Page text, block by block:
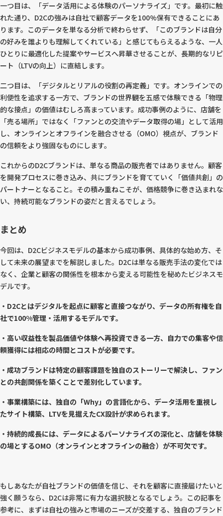
一つ目は、「データ活用による体験のパーソナライズ」です。最初に触
れた通り、D2Cの強みは自社で顧客データを100%保有できることにあ
ります。このデータを単なる分析で終わらせず、「このブランドは自分
の好みを誰よりも理解してくれている」と感じてもらえるような、一人
ひとりに最適化した提案やサービスへ昇華させることが、長期的なリピ
ート（LTVの向上）に直結します。
二つ目は、「デジタルとリアルの役割の再定義」です。オンラインでの
利便性を追求する一方で、ブランドの世界観を五感で体験できる「物理
的な接点」の価値はむしろ高まっています。成功事例のように、店舗を
「売る場所」ではなく「ファンとの交流やデータ取得の場」として活用
し、オンラインとオフラインを融合させる（OMO）視点が、ブランド
の信頼をより強固なものにします。
これからのD2Cブランドは、単なる商品の販売者ではありません。顧客
を開発プロセスに巻き込み、共にブランドを育てていく「価値共創」の
パートナーとなること。その積み重ねこそが、価格競争に巻き込まれな
い、持続可能なブランドの姿だと言えるでしょう。
まとめ
今回は、D2Cビジネスモデルの基本から成功事例、具体的な始め方、そ
して未来の展望までを解説しました。D2Cは単なる販売手法の変化では
なく、企業と顧客の関係性を根本から変える可能性を秘めたビジネスモ
デルです。
・D2Cとはデジタルを起点に顧客と直接つながり、データの所有権を自
社で100%管理・活用するモデルです。
・高い収益性を製品価値や体験へ再投資できる一方、自力での集客や信
頼獲得には相応の時間とコストが必要です。
・成功ブランドは特定の顧客課題を独自のストーリーで解決し、ファン
との共創関係を築くことで差別化しています。
・事業構築には、独自の「Why」の言語化から、データ活用を重視し
たサイト構築、LTVを見据えたCX設計が求められます。
・持続的成長には、データによるパーソナライズの深化と、店舗を体験
の場とするOMO（オンラインとオフラインの融合）が不可欠です。
もしあなたが自社ブランドの価値を信じ、それを顧客に直接届けたいと
強く願うなら、D2Cは非常に有力な選択肢となるでしょう。この記事を
参考に、まずは自社の強みと市場のニーズが交差する、独自のブランド